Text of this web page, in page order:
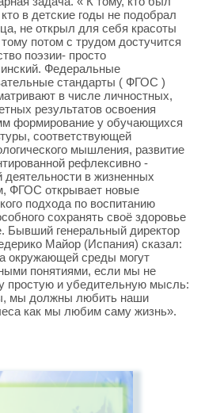
в детские годы не подобрал
не открыл для себя красоты
потом с трудом достучится
поэзии- просто
Федеральные
стандарты ( ФГОС )
в числе личностных,
результатов освоения
формирование у обучающихся
соответствующей
мышления, развитие
рефлексивно -
деятельности в жизненных
ФГОС открывает новые
подхода по воспитанию
сохранять своё здоровье
Бывший генеральный директор
Майор (Испания) сказал:
окружающей среды могут
понятиями, если мы не
простую и убедительную мысль:
мы должны любить наши
как мы любим саму жизнь».